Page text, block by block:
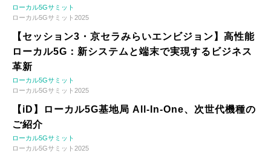
ローカル5Gサミット
ローカル5Gサミット2025
【セッション3・京セラみらいエンビジョン】高性能
ローカル5G：新システムと端末で実現するビジネス
革新
ローカル5Gサミット
ローカル5Gサミット2025
【iD】ローカル5G基地局 All-In-One、次世代機種の
ご紹介
ローカル5Gサミット
ローカル5Gサミット2025